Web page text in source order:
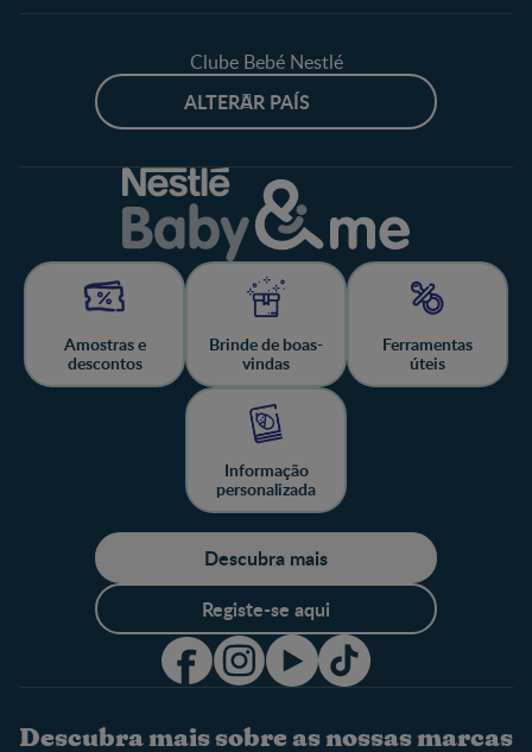
Clube Bebé Nestlé
ALTERAR PAÍS
Amostras e
descontos
Brinde de boas-
vindas
Ferramentas
úteis
Informação
personalizada
Descubra mais
Registe-se aqui
Descubra mais sobre as nossas marcas